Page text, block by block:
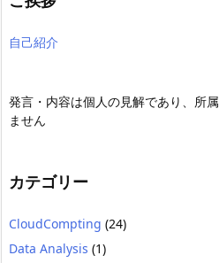
自己紹介
発言・内容は個人の見解であり、所
ません
カテゴリー
CloudCompting (24)
Data Analysis (1)